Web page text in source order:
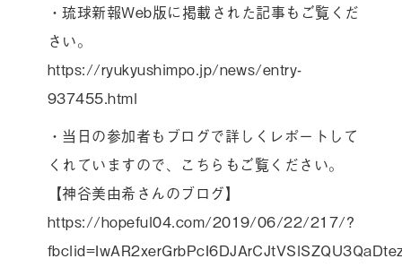
・琉球新報Web版に掲載された記事もご覧くだ
さい。
https://ryukyushimpo.jp/news/entry-
937455.html
・当日の参加者もブログで詳しくレポートして
くれていますので、こちらもご覧ください。
【神谷美由希さんのブログ】
https://hopeful04.com/2019/06/22/217/?